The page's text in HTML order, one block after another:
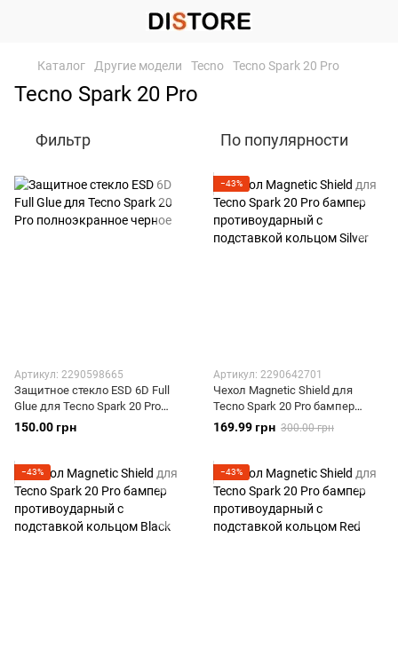
Каталог Другие модели Tecno Tecno Spark 20 Pro
Tecno Spark 20 Pro
Фильтр По популярности
Артикул: 2290598665
Защитное стекло ESD 6D Full
Glue для Tecno Spark 20 Pro
полноэкранное черное
150.00 грн
−43%
Артикул: 2290642701
Чехол Magnetic Shield для
Tecno Spark 20 Pro бампер
противоударный с подставкой
кольцом Silver
169.99 грн 300.00 грн
−43% −43%